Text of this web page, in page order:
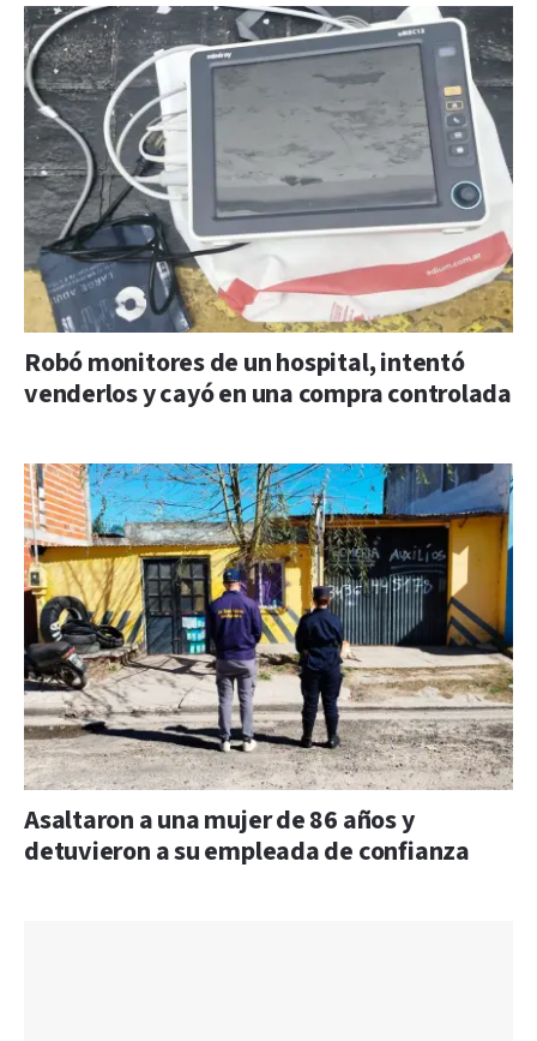
Robó monitores de un hospital, intentó
venderlos y cayó en una compra controlada
Asaltaron a una mujer de 86 años y
detuvieron a su empleada de confianza